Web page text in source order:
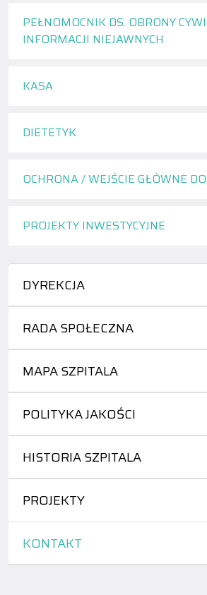
DYREKCJA
RADA SPOŁECZNA
MAPA SZPITALA
POLITYKA JAKOŚCI
HISTORIA SZPITALA
PROJEKTY
KONTAKT
PEŁNOMOCNIK DS. OBRONY
INFORMACJI NIEJAWNYCH
KASA
DIETETYK
OCHRONA / WEJŚCIE GŁÓWNE
PROJEKTY INWESTYCYJNE